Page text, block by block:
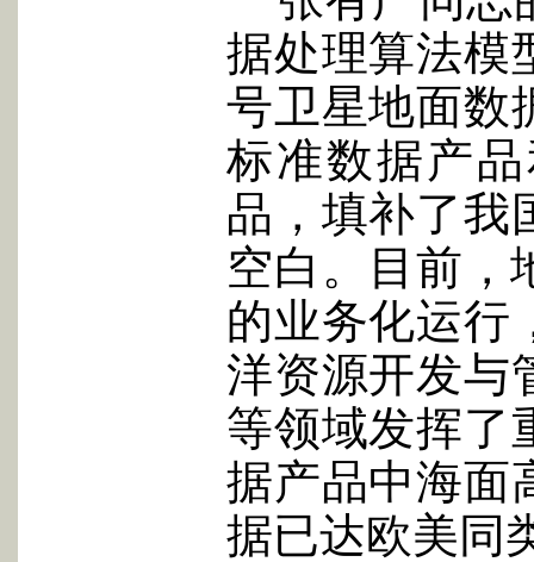
据处理算法模
号卫星地面数
标准数据产
品，填补了我
空白。目前，
的业务化运行
洋资源开发与
等领域发挥了
据产品中海面
据已达欧美同